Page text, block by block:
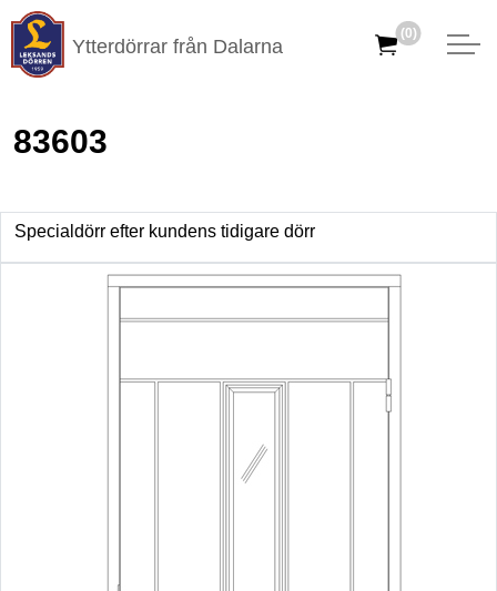
Ytterdörrar från Dalarna
(0)
83603
Specialdörr efter kundens tidigare dörr